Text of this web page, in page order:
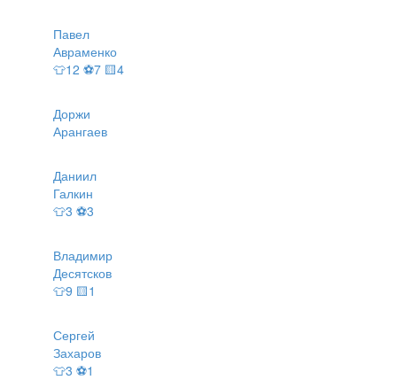
Павел
Авраменко
👕12 ⚽7 🟨4
Доржи
Арангаев
Даниил
Галкин
👕3 ⚽3
Владимир
Десятсков
👕9 🟨1
Сергей
Захаров
👕3 ⚽1